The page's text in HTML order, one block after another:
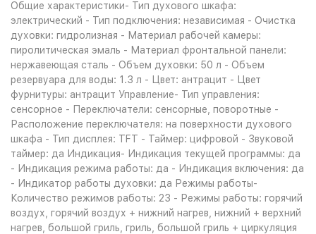
Общие характеристики- Тип духового шкафа:
электрический - Тип подключения: независимая - Очистка
духовки: гидролизная - Материал рабочей камеры:
пиролитическая эмаль - Материал фронтальной панели:
нержавеющая сталь - Объем духовки: 50 л - Объем
резервуара для воды: 1.3 л - Цвет: антрацит - Цвет
фурнитуры: антрацит Управление- Тип управления:
сенсорное - Переключатели: сенсорные, поворотные -
Расположение переключателя: на поверхности духового
шкафа - Тип дисплея: TFT - Таймер: цифровой - Звуковой
таймер: да Индикация- Индикация текущей программы: да
- Индикация режима работы: да - Индикация включения: да
- Индикатор работы духовки: да Режимы работы-
Количество режимов работы: 23 - Режимы работы: горячий
воздух, горячий воздух + нижний нагрев, нижний + верхний
нагрев, большой гриль, гриль, большой гриль + циркуляция